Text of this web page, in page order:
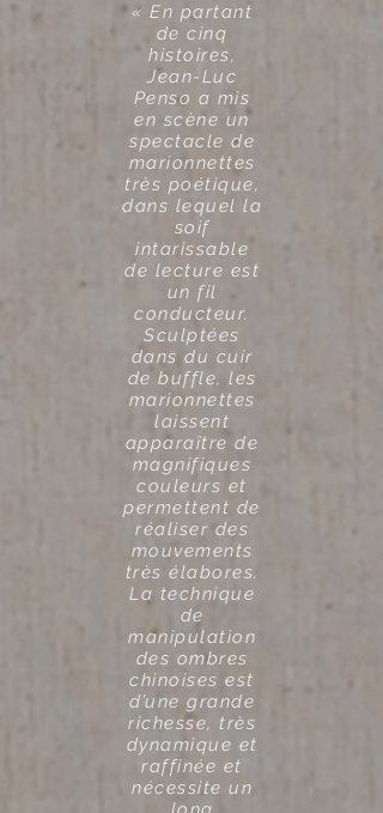
« En partant
de cinq
histoires,
Jean-Luc
Penso a mis
en scène un
spectacle de
marionnettes
très poétique,
dans lequel la
soif
intarissable
de lecture est
un fil
conducteur.
Sculptées
dans du cuir
de buffle, les
marionnettes
laissent
apparaître de
magnifiques
couleurs et
permettent de
réaliser des
mouvements
très élabores.
La technique
de
manipulation
des ombres
chinoises est
d’une grande
richesse, très
dynamique et
raffinée et
nécessite un